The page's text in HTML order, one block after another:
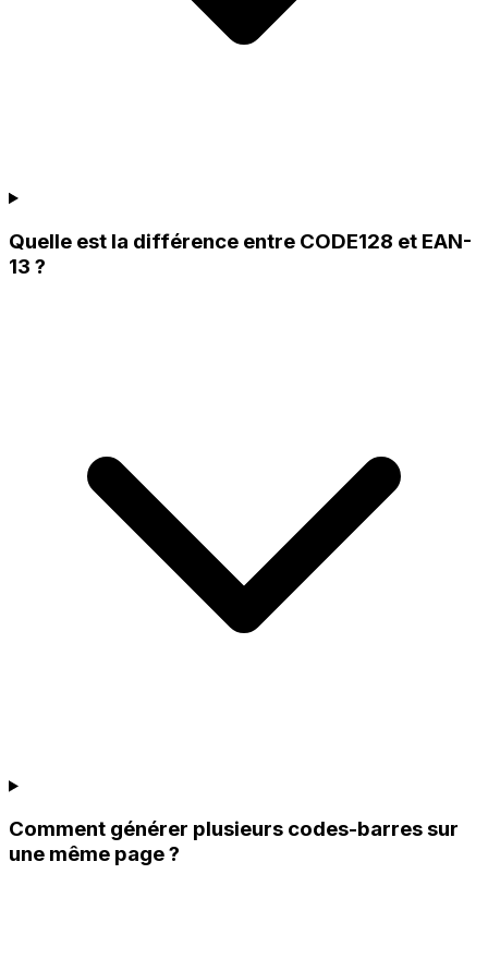
Quelle est la différence entre CODE128 et EAN-
13 ?
Comment générer plusieurs codes-barres sur
une même page ?